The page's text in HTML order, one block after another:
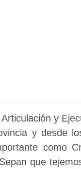
y
y desde
como
que